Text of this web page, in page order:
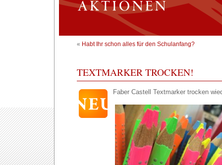
« Habt Ihr schon alles für den Schulanfang?
TEXTMARKER TROCKEN!
Faber Castell Textmarker trocken